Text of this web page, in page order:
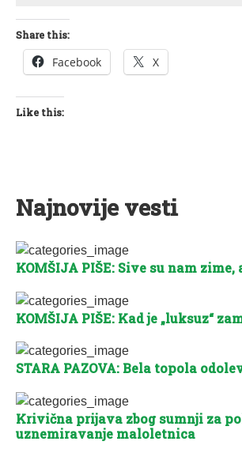
Share this:
Facebook X
Like this:
Najnovije vesti
KOMŠIJA PIŠE: Sive su nam
KOMŠIJA PIŠE: Kad je „luksuz“
STARA PAZOVA: Bela topola
Krivična prijava zbog sumnji za
uznemiravanje maloletnica